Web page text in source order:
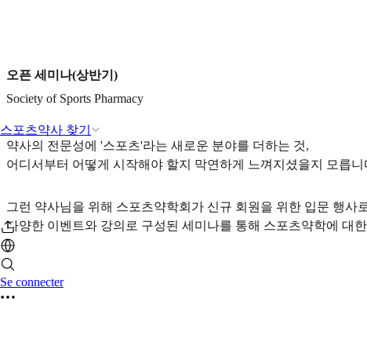
스포츠약사 찾기
Se connecter
오픈 세미나(상반기)
Society of Sports Pharmacy
약사의 전문성에 '스포츠'라는 새로운 분야를 더하는 것,
어디서부터 어떻게 시작해야 할지 막연하게 느껴지셨을지 모릅니
그런 약사님을 위해 스포츠약학회가 신규 회원을 위한 입문 행사
다양한 이벤트와 강의로 구성된 세미나를 통해 스포츠약학에 대